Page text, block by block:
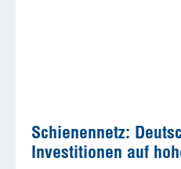
Schienennetz:
Investitionen auf